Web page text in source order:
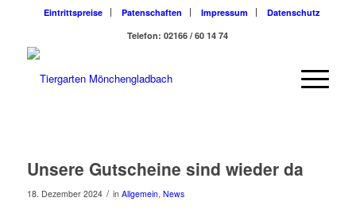
Eintrittspreise Patenschaften Impressum
Datenschutz
Telefon: 02166 / 60 14 74
Unsere Gutscheine sind wieder da
18. Dezember 2024 / in Allgemein, News